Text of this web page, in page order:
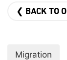
❮ BACK TO
Migration